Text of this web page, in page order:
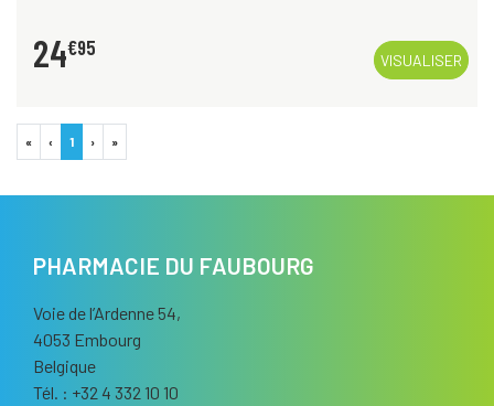
24€95
VISUALISER
« ‹ 1 › »
PHARMACIE DU FAUBOURG
Voie de l’Ardenne 54,
4053 Embourg
Belgique
Tél. : +32 4 332 10 10